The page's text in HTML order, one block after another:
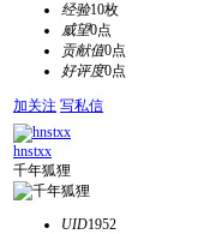
经验10枚
威望0点
贡献值0点
好评度0点
加关注 写私信
hnstxx
千年狐狸
UID1952